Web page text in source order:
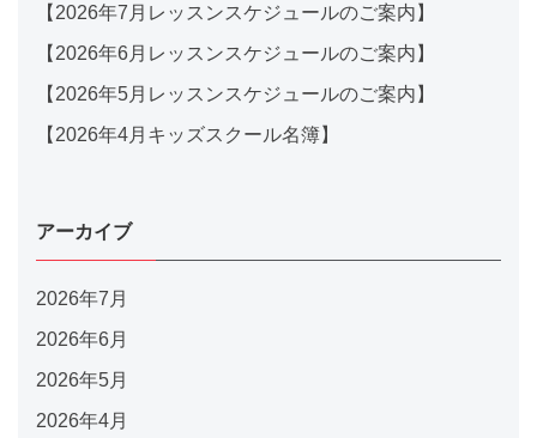
【2026年7月レッスンスケジュールのご案内】
【2026年6月レッスンスケジュールのご案内】
【2026年5月レッスンスケジュールのご案内】
【2026年4月キッズスクール名簿】
アーカイブ
2026年7月
2026年6月
2026年5月
2026年4月